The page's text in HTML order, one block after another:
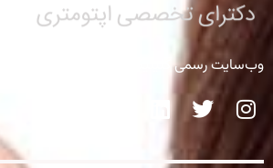
وب‌سایت رسمی کلینیک تخصصی دکتر اسهرلوس